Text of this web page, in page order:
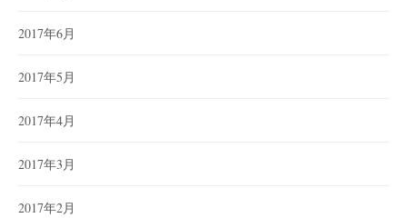
2017年6月
2017年5月
2017年4月
2017年3月
2017年2月